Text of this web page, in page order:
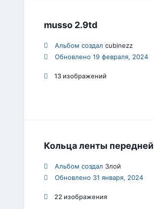
musso 2.9td
Альбом создал cubinezz
Обновлено 19 февраля, 2024
13 изображений
Кольца ленты передней
Альбом создал Злой
Обновлено 31 января, 2024
22 изображения